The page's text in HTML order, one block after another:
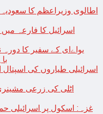
اطالوی وزیراعظم کا
یواےای کے سفیر کا دورہ
اسرائیلی طیاروں کی اسپتال
اٹلی کی زرعی
غزہ: اسکول پر اسرائیلی